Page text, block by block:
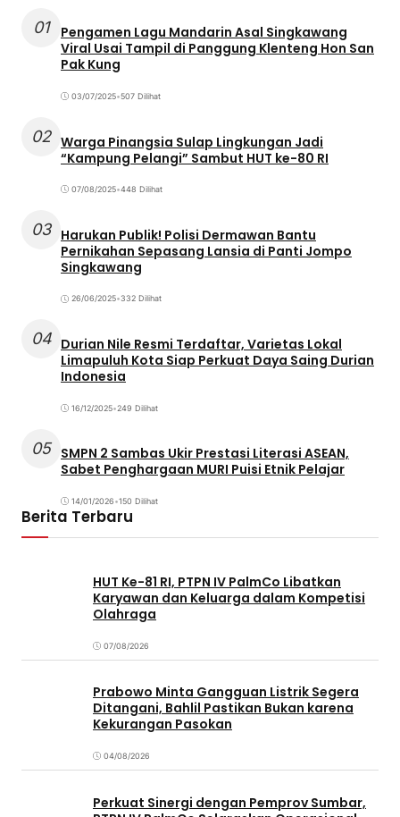
01
Pengamen Lagu Mandarin Asal Singkawang
Viral Usai Tampil di Panggung Klenteng Hon San
Pak Kung
03/07/2025•507 Dilihat
02 Warga Pinangsia Sulap Lingkungan Jadi
“Kampung Pelangi” Sambut HUT ke-80 RI
07/08/2025•448 Dilihat
03 Harukan Publik! Polisi Dermawan Bantu
Pernikahan Sepasang Lansia di Panti Jompo
Singkawang
26/06/2025•332 Dilihat
04 Durian Nile Resmi Terdaftar, Varietas Lokal
Limapuluh Kota Siap Perkuat Daya Saing Durian
Indonesia
16/12/2025•249 Dilihat
05 SMPN 2 Sambas Ukir Prestasi Literasi ASEAN,
Sabet Penghargaan MURI Puisi Etnik Pelajar
14/01/2026•150 Dilihat
Berita Terbaru
HUT Ke-81 RI, PTPN IV PalmCo Libatkan
Karyawan dan Keluarga dalam Kompetisi
Olahraga
07/08/2026
Prabowo Minta Gangguan Listrik Segera
Ditangani, Bahlil Pastikan Bukan karena
Kekurangan Pasokan
04/08/2026
Perkuat Sinergi dengan Pemprov Sumbar,